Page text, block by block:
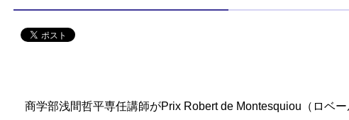
商学部浅間哲平専任講師がPrix Robert de Montesquiou（ロベ